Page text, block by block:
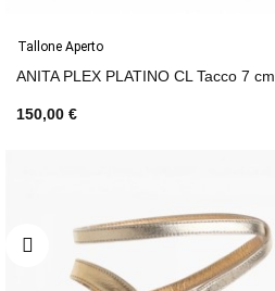
Tallone Aperto
ANITA PLEX PLATINO CL Tacco 7 cm
150,00 €